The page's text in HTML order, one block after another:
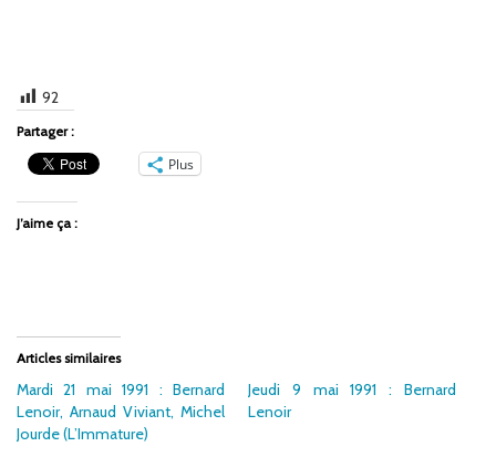
92
Partager :
Plus
J’aime ça :
Articles similaires
Mardi 21 mai 1991 : Bernard
Lenoir, Arnaud Viviant, Michel
Jourde (L’Immature)
Jeudi 9 mai 1991 : Bernard
Lenoir